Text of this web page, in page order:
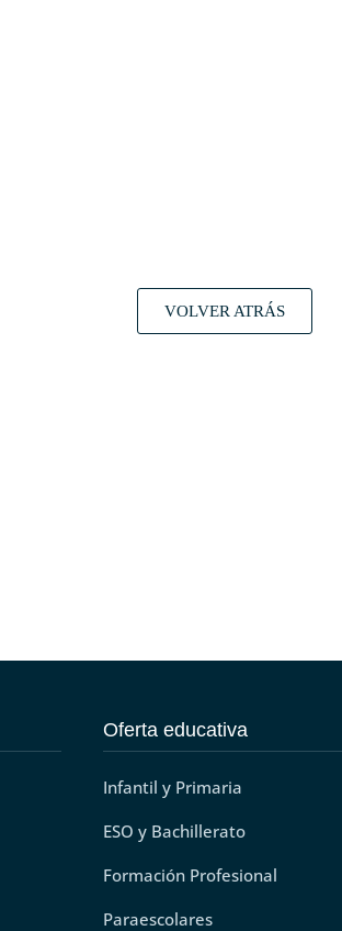
VOLVER ATRÁS
Oferta educativa
Infantil y Primaria
ESO y Bachillerato
Formación Profesional
Paraescolares